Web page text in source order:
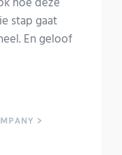
stap gaat
En geloof
>